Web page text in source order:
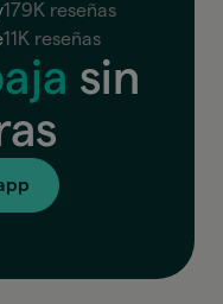
179K reseñas
11K reseñas
sin